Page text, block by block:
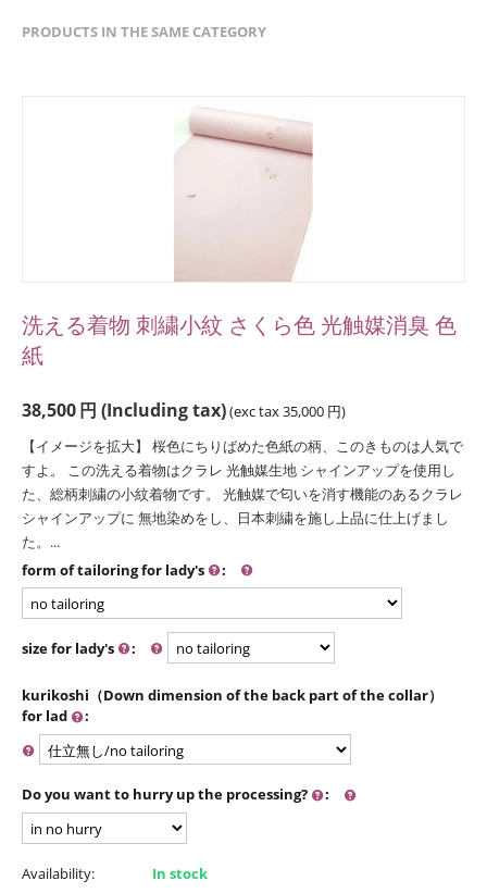
PRODUCTS IN THE SAME CATEGORY
洗える着物 刺繍小紋 さくら色 光触媒消臭 色
紙
38,500円 (Including tax)(exc tax35,000 円)
【イメージを拡大】 桜色にちりばめた色紙の柄、このきものは人気で
すよ。 この洗える着物はクラレ 光触媒生地 シャインアップを使用し
た、総柄刺繍の小紋着物です。 光触媒で匂いを消す機能のあるクラレ
シャインアップに 無地染めをし、日本刺繍を施し上品に仕上げまし
た。...
form of tailoring for lady's
:
size for lady's :
kurikoshi（Down dimension of the back part of the collar）
for lad
:
Do you want to hurry up the processing? :
Availability: In stock